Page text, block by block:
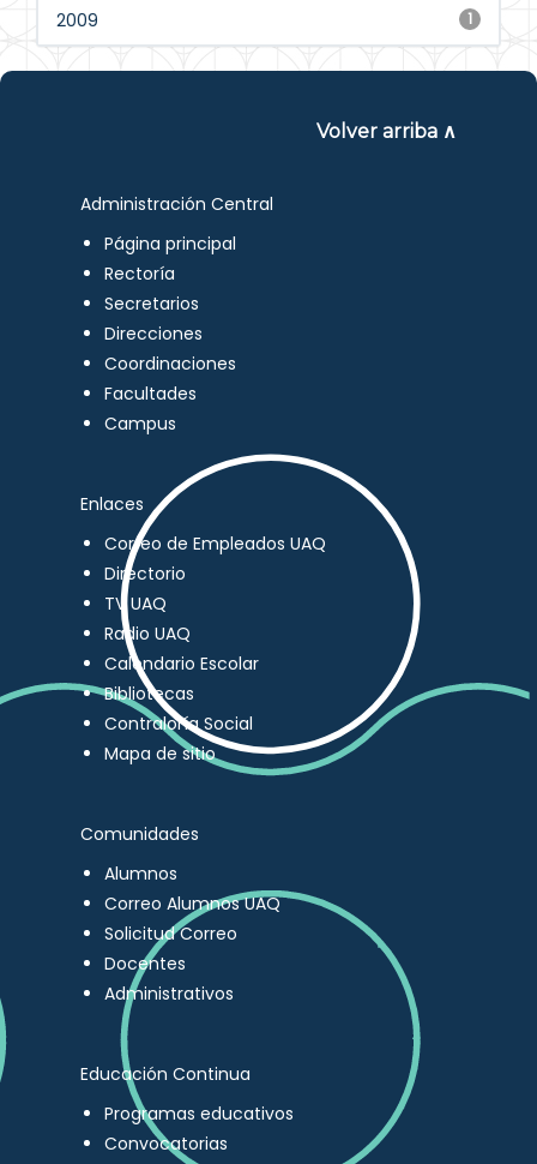
1
2009
Volver arriba ∧
Administración Central
Página principal
Rectoría
Secretarios
Direcciones
Coordinaciones
Facultades
Campus
Enlaces
Correo de Empleados UAQ
Directorio
TV UAQ
Radio UAQ
Calendario Escolar
Bibliotecas
Contraloría Social
Mapa de sitio
Comunidades
Alumnos
Correo Alumnos UAQ
Solicitud Correo
Docentes
Administrativos
Educación Continua
Programas educativos
Convocatorias